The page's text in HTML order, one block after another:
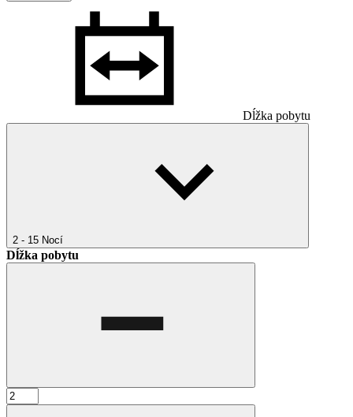
Dĺžka pobytu
2 - 15 Nocí
Dĺžka pobytu